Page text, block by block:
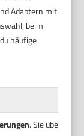
Adaptern mit
beim
häufige
. Sie